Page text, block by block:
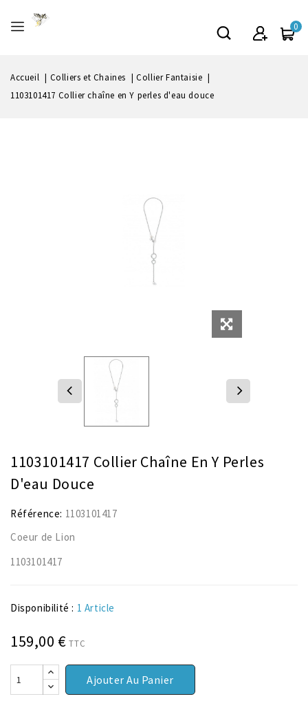
0
Accueil Colliers et Chaines
Collier Fantaisie
1103101417 Collier chaîne en Y perles d'eau douce
1103101417 Collier Chaîne En Y Perles
D'eau Douce
Référence: 1103101417
Coeur de Lion
1103101417
Disponibilité : 1 Article
159,00 € TTC
Ajouter Au Panier